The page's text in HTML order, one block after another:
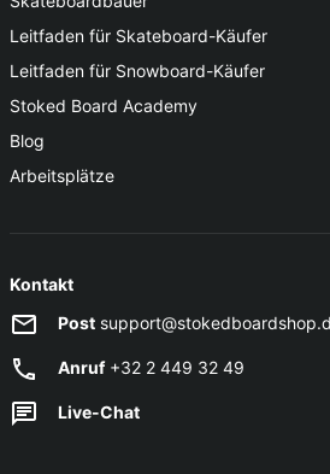
Leitfaden für Skateboard-Käufer
Leitfaden für Snowboard-Käufer
Stoked Board Academy
Blog
Arbeitsplätze
Kontakt
Post
Anruf+32 2 449 32 49
Live-Chat